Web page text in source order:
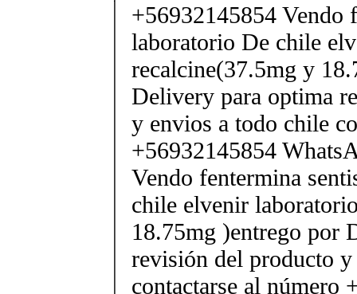
+56932145854 Vendo
laboratorio De chile
recalcine(37.5mg y
Delivery para optima
y envios a todo chile
+56932145854
Vendo fentermina
chile elvenir
18.75mg )entrego por
revisión del producto
contactarse al número